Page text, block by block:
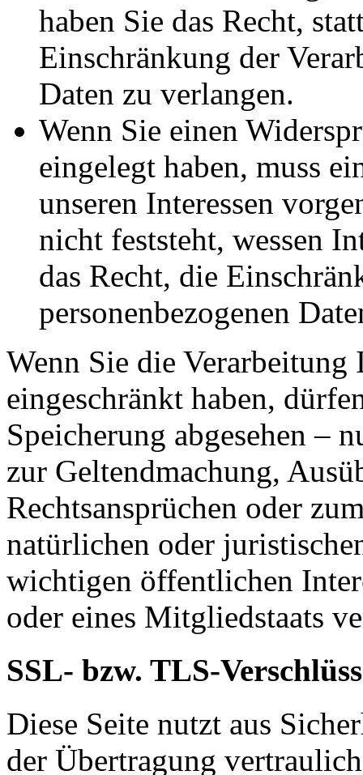
haben Sie das Recht,
Einschränkung der
Daten zu verlangen.
Wenn Sie einen
eingelegt haben, muss
unseren Interessen
nicht feststeht, wessen
das Recht, die
personenbezogenen
Wenn Sie die Verarbeitung
eingeschränkt haben,
Speicherung abgesehen
zur Geltendmachung,
Rechtsansprüchen oder
natürlichen oder
wichtigen öffentlichen
oder eines Mitgliedstaats
SSL- bzw. TLS-
Diese Seite nutzt aus
der Übertragung